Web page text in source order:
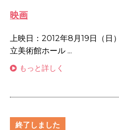
映画
上映日：2012年8月19日（
立美術館ホール ...
もっと詳しく
終了しました